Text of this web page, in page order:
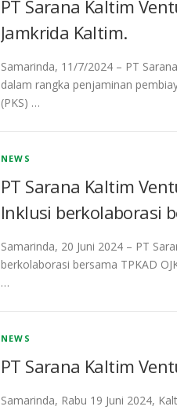
PT Sarana Kaltim
Jamkrida Kaltim.
Samarinda, 11/7/2024 – PT
dalam rangka penjaminan
(PKS) …
NEWS
PT Sarana Kaltim
Inklusi berkolaborasi
Samarinda, 20 Juni 2024 – PT
berkolaborasi bersama TPKAD
…
NEWS
PT Sarana Kaltim
Samarinda, Rabu 19 Juni 2024,